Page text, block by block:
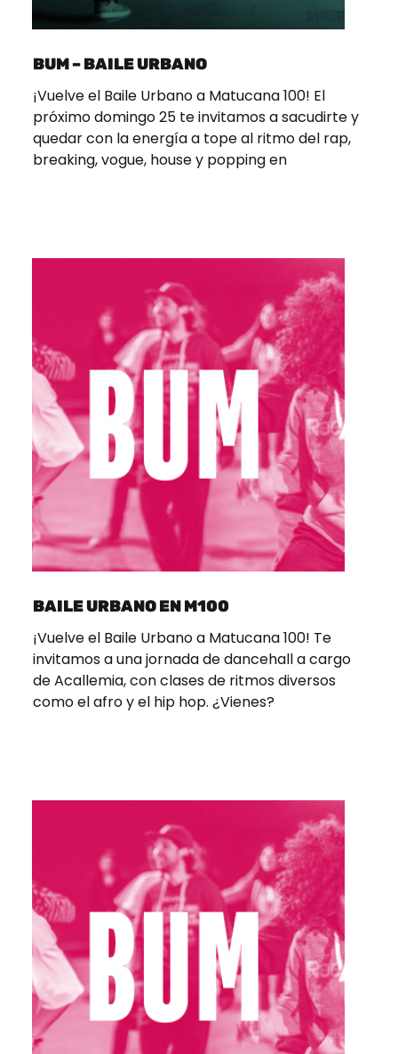
BUM – BAILE URBANO
¡Vuelve el Baile Urbano a Matucana 100! El
próximo domingo 25 te invitamos a sacudirte y
quedar con la energía a tope al ritmo del rap,
breaking, vogue, house y popping en
BAILE URBANO EN M100
¡Vuelve el Baile Urbano a Matucana 100! Te
invitamos a una jornada de dancehall a cargo
de Acallemia, con clases de ritmos diversos
como el afro y el hip hop. ¿Vienes?